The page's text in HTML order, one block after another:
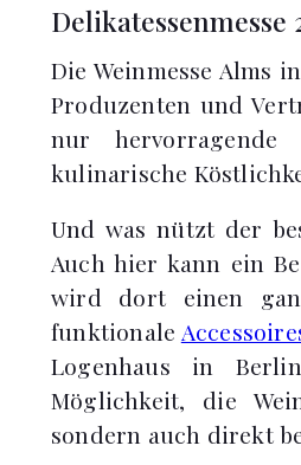
Delikatessenmesse
Die Weinmesse Alms
Produzenten und
nur hervorragende
kulinarische
Und was nützt der
Auch hier kann ein
wird dort einen
funktionale
Logenhaus in
Möglichkeit, die
sondern auch direkt